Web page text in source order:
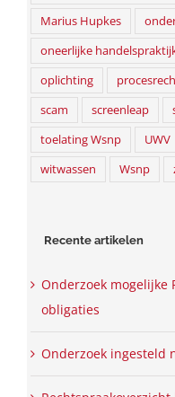
Marius Hupkes
oneerlijke
oplichting
scam
screenleap
toelating Wsnp
UWV
witwassen
Wsnp
Recente artikelen
Onderzoek mogelijke
obligaties
Onderzoek ingesteld